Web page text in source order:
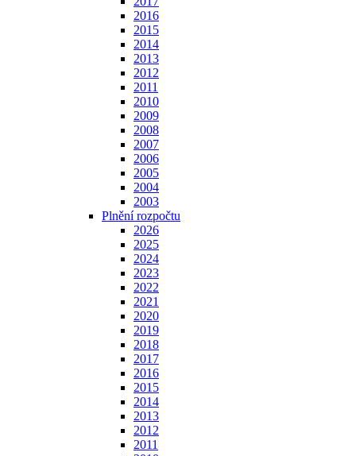
2016
2015
2014
2013
2012
2011
2010
2009
2008
2007
2006
2005
2004
2003
Plnění rozpočtu
2026
2025
2024
2023
2022
2021
2020
2019
2018
2017
2016
2015
2014
2013
2012
2011